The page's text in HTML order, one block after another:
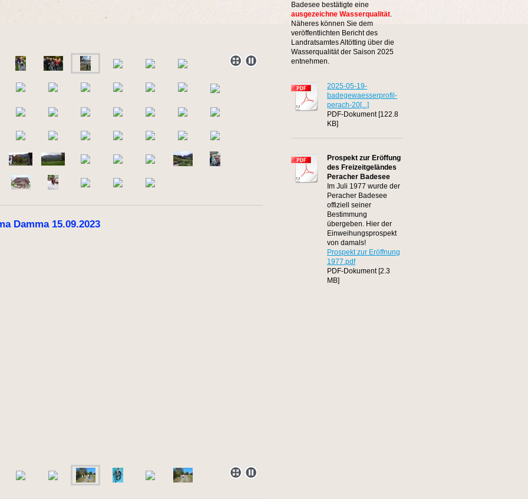
Damma 15.09.2023
Badesee bestätigte eine
ausgezeichne Wasserqualität.
Näheres können Sie dem
veröffentlichten Bericht des
Landratsamtes Altötting über die
Wasserqualität der Saison 2025
entnehmen.
2025-05-19-
badegewaesserprofil-
perach-20[...]
PDF-Dokument [122.8
KB]
Prospekt zur Eröffung
des Freizeitgeländes
Peracher Badesee
Im Juli 1977 wurde der
Peracher Badesee
offiziell seiner
Bestimmung
übergeben. Hier der
Einweihungsprospekt
von damals!
Prospekt zur Eröffnung
1977.pdf
PDF-Dokument [2.3
MB]